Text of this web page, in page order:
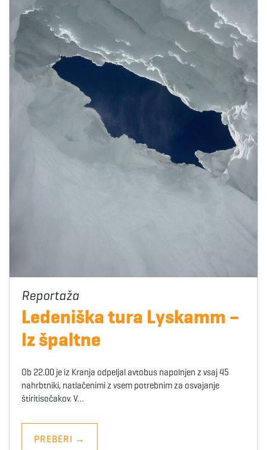
Ledeniška tura Lyskamm –
Iz špaltne
Ob 22.00 je iz Kranja odpeljal avtobus napolnjen z vsaj 45
nahrbtniki, natlačenimi z vsem potrebnim za osvajanje
štiritisočakov. V…
PREBERI →